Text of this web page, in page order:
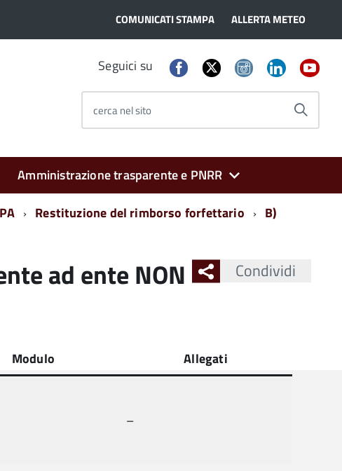
COMUNICATI STAMPA ALLERTA METEO
Seguici su
cerca nel sito
Amministrazione trasparente e PNRR
Restituzione del rimborso forfettario B)
Condividi
ad ente NON
Modulo Allegati
–